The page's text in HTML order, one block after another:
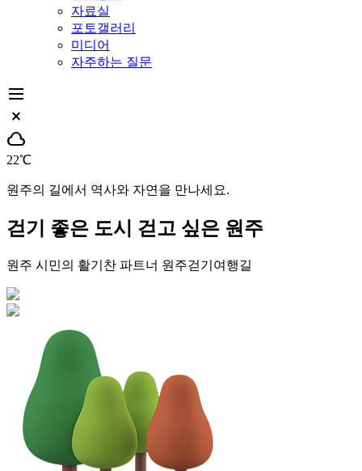
자료실
포토갤러리
미디어
자주하는 질문
dehaze
close_small
cloud
22℃
원주의 길에서 역사와 자연을 만나세요.
걷기 좋은 도시 걷고 싶은 원주
원주 시민의 활기찬 파트너 원주걷기여행길